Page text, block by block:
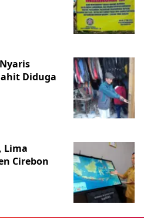
Diduga
Lima
Cirebon